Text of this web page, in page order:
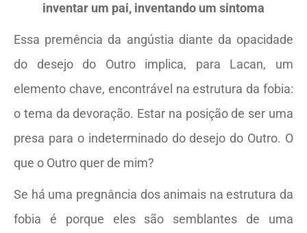
inventar um pai, inventando um sintoma
Essa premência da angústia diante da opacidade
do desejo do Outro implica, para Lacan, um
elemento chave, encontrável na estrutura da fobia:
o tema da devoração. Estar na posição de ser uma
presa para o indeterminado do desejo do Outro. O
que o Outro quer de mim?
Se há uma pregnância dos animais na estrutura da
fobia é porque eles são semblantes de uma